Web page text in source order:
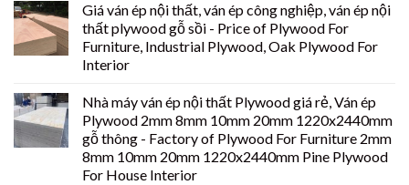
Giá ván ép nội thất, ván ép công nghiệp, ván ép nội
thất plywood gỗ sồi - Price of Plywood For
Furniture, Industrial Plywood, Oak Plywood For
Interior
Nhà máy ván ép nội thất Plywood giá rẻ, Ván ép
Plywood 2mm 8mm 10mm 20mm 1220x2440mm
gỗ thông - Factory of Plywood For Furniture 2mm
8mm 10mm 20mm 1220x2440mm Pine Plywood
For House Interior